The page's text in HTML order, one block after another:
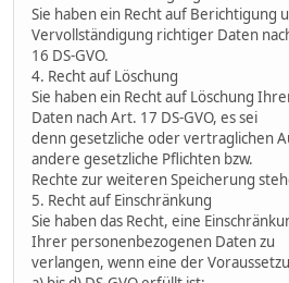
Sie haben ein Recht auf Berichtigung
Vervollständigung richtiger Daten
16 DS-GVO.
4. Recht auf Löschung
Sie haben ein Recht auf Löschung
Daten nach Art. 17 DS-GVO, es sei
denn gesetzliche oder vertraglichen
andere gesetzliche Pflichten bzw.
Rechte zur weiteren Speicherung
5. Recht auf Einschränkung
Sie haben das Recht, eine
Ihrer personenbezogenen Daten zu
verlangen, wenn eine der